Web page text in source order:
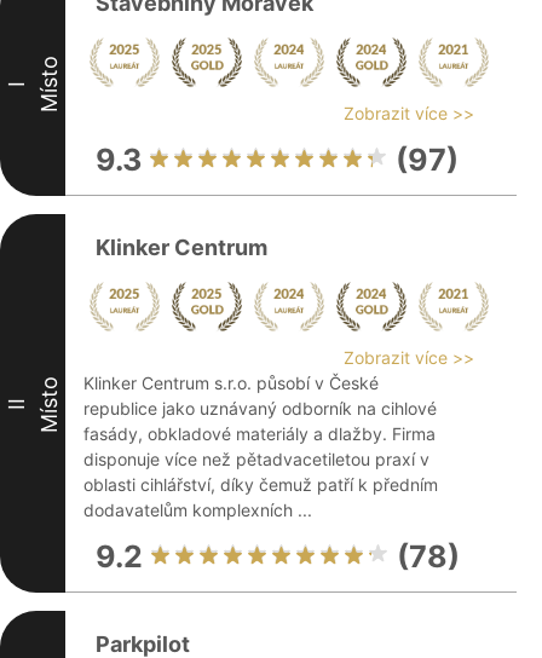
I Místo
Zobrazit více >>
9.3 (97)
II Místo
Klinker Centrum
Zobrazit více >>
Klinker Centrum s.r.o. působí v České
republice jako uznávaný odborník na cihlové
fasády, obkladové materiály a dlažby. Firma
disponuje více než pětadvacetiletou praxí v
oblasti cihlářství, díky čemuž patří k předním
dodavatelům komplexních ...
9.2 (78)
Parkpilot